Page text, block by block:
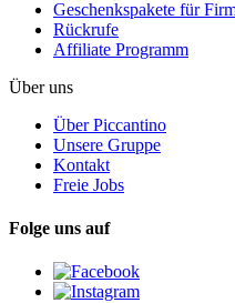
Geschenkspakete für
Rückrufe
Affiliate Programm
Über uns
Über Piccantino
Unsere Gruppe
Kontakt
Freie Jobs
Folge uns auf